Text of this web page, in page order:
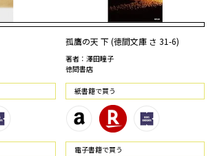
孤鷹の天 下 (徳間文庫 さ 31-6)
著者：澤田瞳子
徳間書店
紙書籍で買う
電⼦書籍で買う